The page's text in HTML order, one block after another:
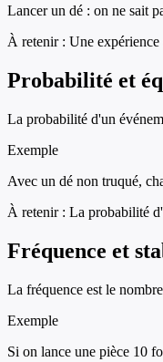
Lancer un dé : on ne sait
À retenir : Une expérience
Probabilité et
La probabilité d'un
Exemple
Avec un dé non truqué,
À retenir : La probabilité
Fréquence et
La fréquence est le
Exemple
Si on lance une pièce 10